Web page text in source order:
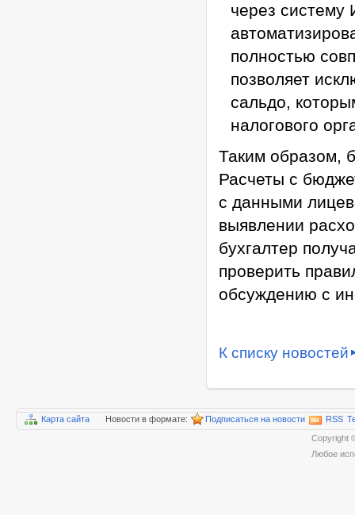
через
полностью
позволяет
сальдо,
налогового
Таким образом,
Расчеты с
с данными
выявлении
бухгалтер
проверить
обсуждению с
К списку новостей
Карта сайта Новости в формате: Подписаться на новости RSS
Любое